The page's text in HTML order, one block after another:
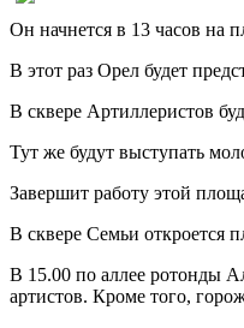
Он начнется в 13 часов на
В этот раз Орел будет
В сквере Артиллеристов
Тут же будут выступать
Завершит работу этой
В сквере Семьи откроется
В 15.00 по аллее ротонды
артистов. Кроме того,